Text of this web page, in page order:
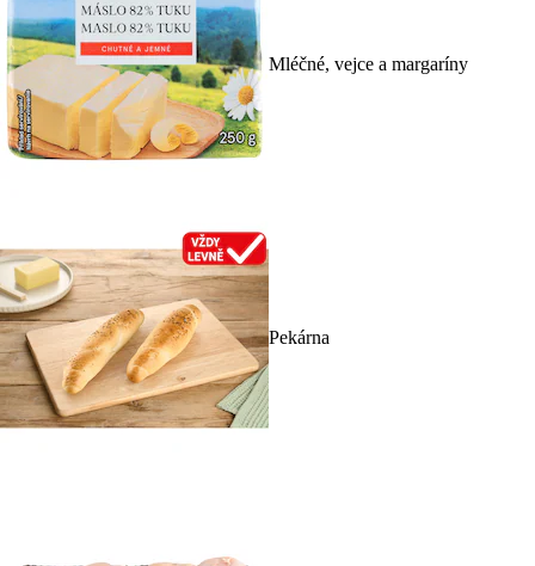
Mléčné, vejce a margaríny
Pekárna